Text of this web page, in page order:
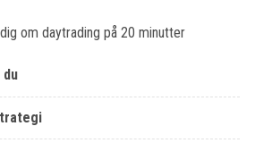
om daytrading på 20 minutter
du